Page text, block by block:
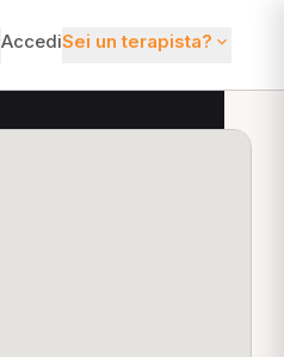
AccediSei un terapista?